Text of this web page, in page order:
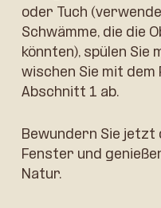
oder Tuch
Schwämme, die die
könnten), spülen Sie
wischen Sie mit
Abschnitt 1 ab.
Bewundern Sie
Fenster und
Natur.